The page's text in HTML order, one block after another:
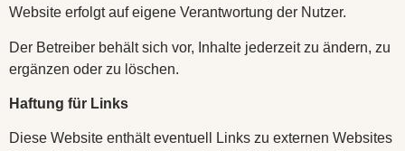
Website erfolgt auf eigene Verantwortung der Nutzer.
Der Betreiber behält sich vor, Inhalte jederzeit zu ändern, zu
ergänzen oder zu löschen.
Haftung für Links
Diese Website enthält eventuell Links zu externen Websites